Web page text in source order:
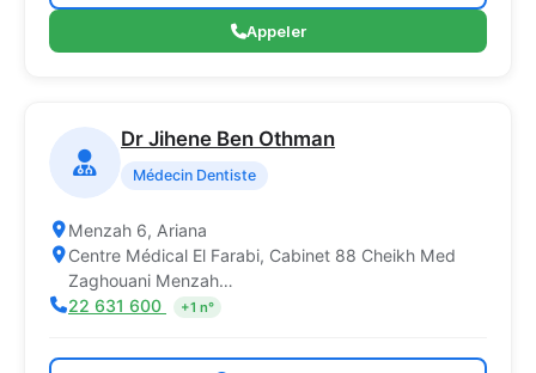
Appeler
Dr Jihene Ben Othman
Médecin Dentiste
Menzah 6, Ariana
Centre Médical El Farabi, Cabinet 88 Cheikh Med
Zaghouani Menzah…
22 631 600
+1 n°